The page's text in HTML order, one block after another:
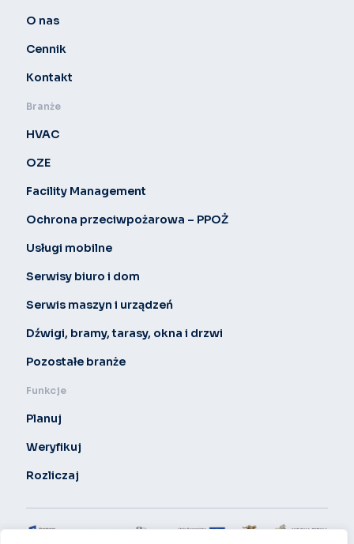
O nas
Cennik
Kontakt
Branże
HVAC
OZE
Facility Management
Ochrona przeciwpożarowa – PPOŻ
Usługi mobilne
Serwisy biuro i dom
Serwis maszyn i urządzeń
Dźwigi, bramy, tarasy, okna i drzwi
Pozostałe branże
Funkcje
Planuj
Weryfikuj
Rozliczaj